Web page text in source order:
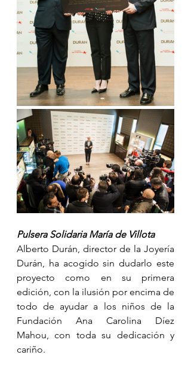
Pulsera Solidaria María de Villota
Alberto Durán, director de la Joyería
Durán, ha acogido sin dudarlo este
proyecto como en su primera
edición, con la ilusión por encima de
todo de ayudar a los niños de la
Fundación Ana Carolina Díez
Mahou, con toda su dedicación y
cariño.